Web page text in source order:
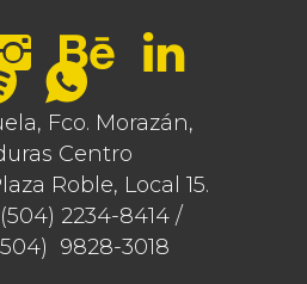
Fco. Morazán,
Centro
Roble, Local 15.
2234-8414 /
9828-3018